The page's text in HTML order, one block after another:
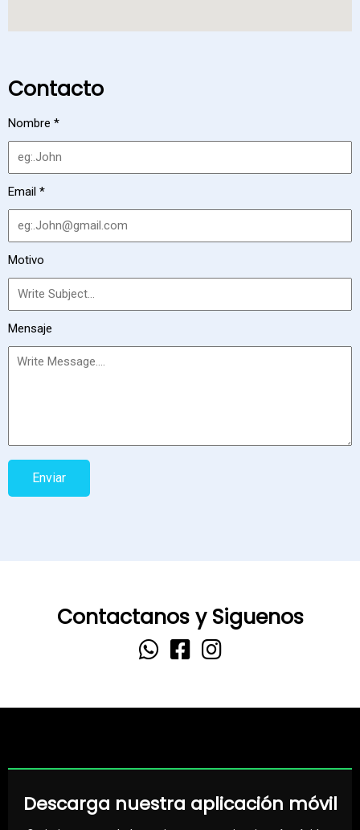
Contacto
Nombre *
Email *
Motivo
Mensaje
Enviar
Contactanos y Siguenos
Descarga nuestra aplicación móvil